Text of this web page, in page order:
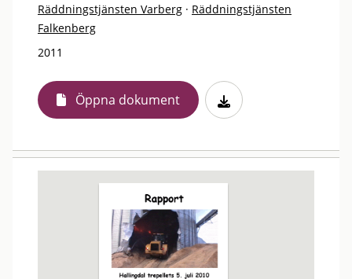
Räddningstjänsten Varberg · Räddningstjänsten
Falkenberg
2011
Öppna dokument